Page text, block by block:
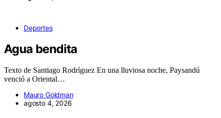
Deportes
Agua bendita
Texto de Santiago Rodríguez En una lluviosa noche, Paysandú
venció a Oriental…
Mauro Goldman
agosto 4, 2026